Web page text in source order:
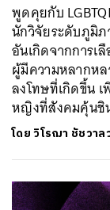
พูดคุยกับ
นักวิจัยระดับภูมิภ
อันเกิดจากการเ
ผู้มีความหลากห
ลงโทษที่เกิดขึ้น
หญิงที่สังคมคุ้นชิ
โดยวิโรฌา ชัชวา